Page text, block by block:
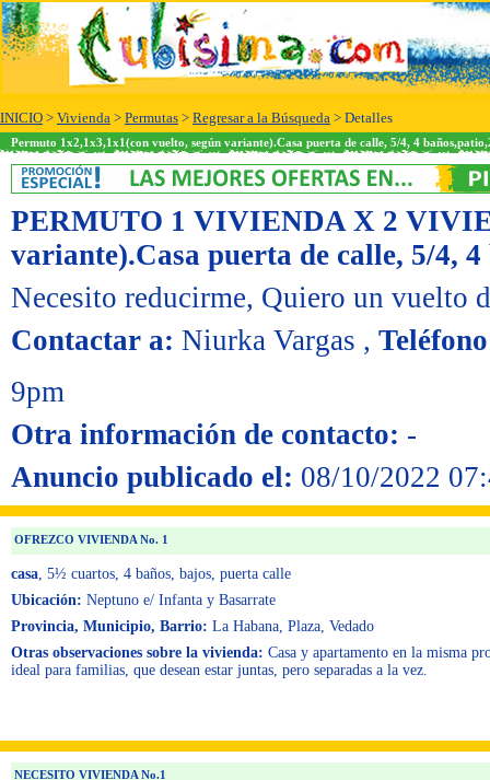
INICIO > Vivienda > Permutas > Regresar a la Búsqueda > Detalles
Permuto 1x2,1x3,1x1(con vuelto, según variante).Casa puerta de calle, 5/4, 4
PERMUTO 1 VIVIENDA X 2
variante).Casa puerta de calle, 5/4,
Necesito reducirme, Quiero un vuelto
Contactar a: Niurka Vargas ,
9pm
Otra información de contacto: -
Anuncio publicado el: 08/10/2022
OFREZCO VIVIENDA No. 1
casa, 5½ cuartos, 4 baños, bajos, puerta calle
Ubicación: Neptuno e/ Infanta y Basarrate
Provincia, Municipio, Barrio: La Habana, Plaza, Vedado
Otras observaciones sobre la vivienda: Casa y apartamento en la misma
ideal para familias, que desean estar juntas, pero separadas a la vez.
NECESITO VIVIENDA No.1